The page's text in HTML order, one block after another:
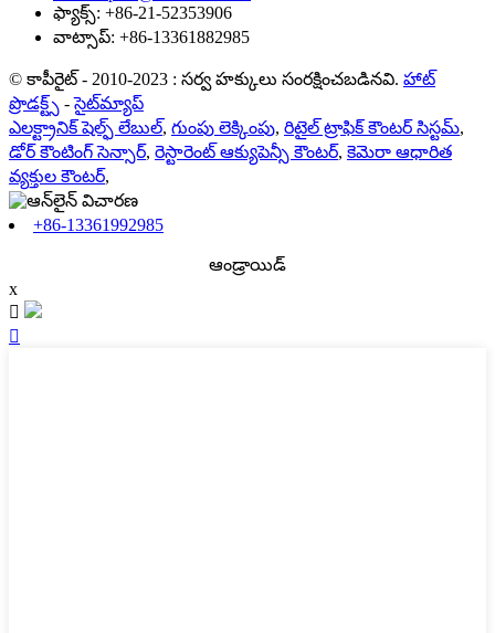
ఫ్యాక్స్: +86-21-52353906
వాట్సాప్: +86-13361882985
© కాపీరైట్ - 2010-2023 : సర్వ హక్కులు సంరక్షించబడినవి. హాట్
ప్రొడక్ట్స్ -సైట్‌మ్యాప్
ఎలక్ట్రానిక్ షెల్ఫ్ లేబుల్, గుంపు లెక్కింపు, రిటైల్ ట్రాఫిక్ కౌంటర్ సిస్టమ్,
డోర్ కౌంటింగ్ సెన్సార్, రెస్టారెంట్ ఆక్యుపెన్సీ కౌంటర్, కెమెరా ఆధారిత
వ్యక్తుల కౌంటర్,
+86-13361992985
ఆండ్రాయిడ్
x

